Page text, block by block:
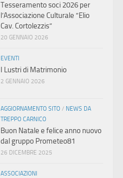
Tesseramento soci 2026 per
l’Associazione Culturale “Elio
Cav. Cortolezzis”
20 GENNAIO 2026
EVENTI
I Lustri di Matrimonio
2 GENNAIO 2026
AGGIORNAMENTO SITO / NEWS DA
TREPPO CARNICO
Buon Natale e felice anno nuovo
dal gruppo Prometeo81
26 DICEMBRE 2025
ASSOCIAZIONI